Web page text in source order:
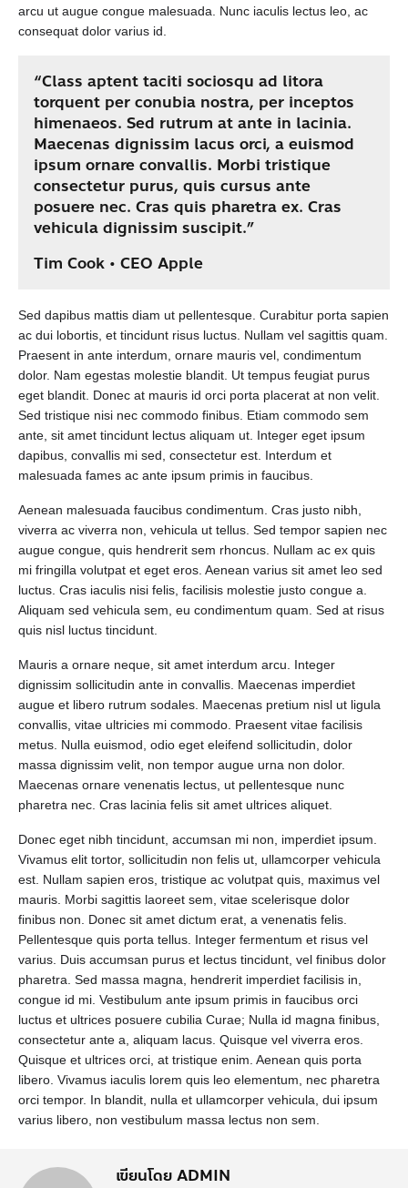
arcu ut augue congue malesuada. Nunc iaculis lectus leo, ac
consequat dolor varius id.
“Class aptent taciti sociosqu ad litora
torquent per conubia nostra, per inceptos
himenaeos. Sed rutrum at ante in lacinia.
Maecenas dignissim lacus orci, a euismod
ipsum ornare convallis. Morbi tristique
consectetur purus, quis cursus ante
posuere nec. Cras quis pharetra ex. Cras
vehicula dignissim suscipit.”
Tim Cook • CEO Apple
Sed dapibus mattis diam ut pellentesque. Curabitur porta sapien
ac dui lobortis, et tincidunt risus luctus. Nullam vel sagittis quam.
Praesent in ante interdum, ornare mauris vel, condimentum
dolor. Nam egestas molestie blandit. Ut tempus feugiat purus
eget blandit. Donec at mauris id orci porta placerat at non velit.
Sed tristique nisi nec commodo finibus. Etiam commodo sem
ante, sit amet tincidunt lectus aliquam ut. Integer eget ipsum
dapibus, convallis mi sed, consectetur est. Interdum et
malesuada fames ac ante ipsum primis in faucibus.
Aenean malesuada faucibus condimentum. Cras justo nibh,
viverra ac viverra non, vehicula ut tellus. Sed tempor sapien nec
augue congue, quis hendrerit sem rhoncus. Nullam ac ex quis
mi fringilla volutpat et eget eros. Aenean varius sit amet leo sed
luctus. Cras iaculis nisi felis, facilisis molestie justo congue a.
Aliquam sed vehicula sem, eu condimentum quam. Sed at risus
quis nisl luctus tincidunt.
Mauris a ornare neque, sit amet interdum arcu. Integer
dignissim sollicitudin ante in convallis. Maecenas imperdiet
augue et libero rutrum sodales. Maecenas pretium nisl ut ligula
convallis, vitae ultricies mi commodo. Praesent vitae facilisis
metus. Nulla euismod, odio eget eleifend sollicitudin, dolor
massa dignissim velit, non tempor augue urna non dolor.
Maecenas ornare venenatis lectus, ut pellentesque nunc
pharetra nec. Cras lacinia felis sit amet ultrices aliquet.
Donec eget nibh tincidunt, accumsan mi non, imperdiet ipsum.
Vivamus elit tortor, sollicitudin non felis ut, ullamcorper vehicula
est. Nullam sapien eros, tristique ac volutpat quis, maximus vel
mauris. Morbi sagittis laoreet sem, vitae scelerisque dolor
finibus non. Donec sit amet dictum erat, a venenatis felis.
Pellentesque quis porta tellus. Integer fermentum et risus vel
varius. Duis accumsan purus et lectus tincidunt, vel finibus dolor
pharetra. Sed massa magna, hendrerit imperdiet facilisis in,
congue id mi. Vestibulum ante ipsum primis in faucibus orci
luctus et ultrices posuere cubilia Curae; Nulla id magna finibus,
consectetur ante a, aliquam lacus. Quisque vel viverra eros.
Quisque et ultrices orci, at tristique enim. Aenean quis porta
libero. Vivamus iaculis lorem quis leo elementum, nec pharetra
orci tempor. In blandit, nulla et ullamcorper vehicula, dui ipsum
varius libero, non vestibulum massa lectus non sem.
เขียนโดย ADMIN